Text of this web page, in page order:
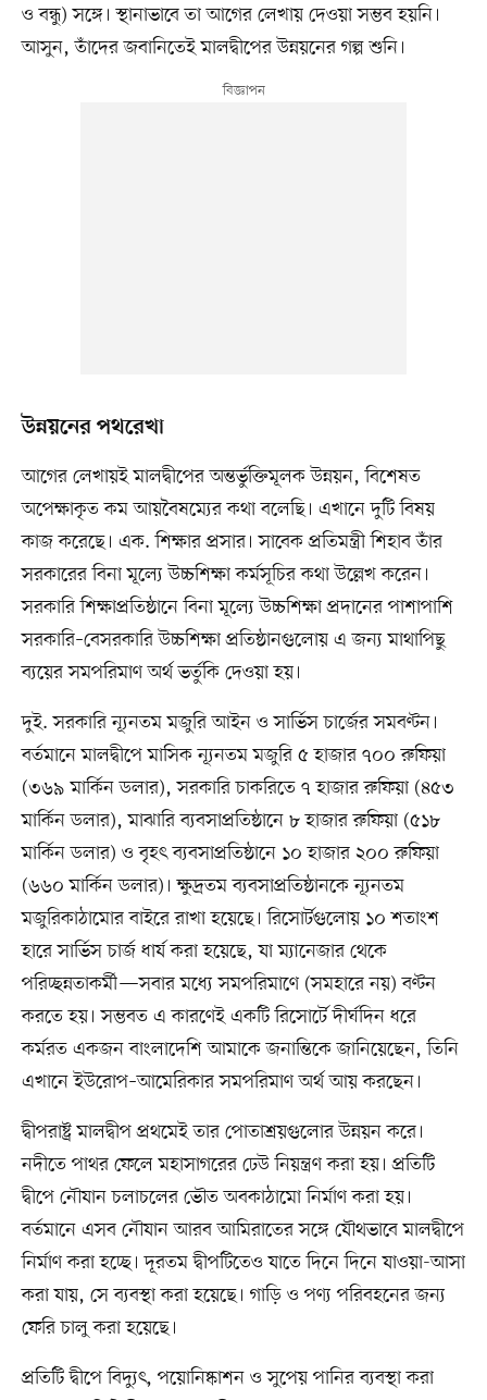
ও বন্ধু) সঙ্গে। স্থানাভাবে তা আগের লেখায় দেওয়া সম্ভব হয়নি।
আসুন, তাঁদের জবানিতেই মালদ্বীপের উন্নয়নের গল্প শুনি।
উন্নয়নের পথরেখা
আগের লেখায়ই মালদ্বীপের অন্তর্ভুক্তিমূলক উন্নয়ন, বিশেষত
অপেক্ষাকৃত কম আয়বৈষম্যের কথা বলেছি। এখানে দুটি বিষয়
কাজ করেছে। এক. শিক্ষার প্রসার। সাবেক প্রতিমন্ত্রী শিহাব তাঁর
সরকারের বিনা মূল্যে উচ্চশিক্ষা কর্মসূচির কথা উল্লেখ করেন।
সরকারি শিক্ষাপ্রতিষ্ঠানে বিনা মূল্যে উচ্চশিক্ষা প্রদানের পাশাপাশি
সরকারি–বেসরকারি উচ্চশিক্ষা প্রতিষ্ঠানগুলোয় এ জন্য মাথাপিছু
ব্যয়ের সমপরিমাণ অর্থ ভর্তুকি দেওয়া হয়।
দুই. সরকারি ন্যূনতম মজুরি আইন ও সার্ভিস চার্জের সমবণ্টন।
বর্তমানে মালদ্বীপে মাসিক ন্যূনতম মজুরি ৫ হাজার ৭০০ রুফিয়া
(৩৬৯ মার্কিন ডলার), সরকারি চাকরিতে ৭ হাজার রুফিয়া (৪৫৩
মার্কিন ডলার), মাঝারি ব্যবসাপ্রতিষ্ঠানে ৮ হাজার রুফিয়া (৫১৮
মার্কিন ডলার) ও বৃহৎ ব্যবসাপ্রতিষ্ঠানে ১০ হাজার ২০০ রুফিয়া
(৬৬০ মার্কিন ডলার)। ক্ষুদ্রতম ব্যবসাপ্রতিষ্ঠানকে ন্যূনতম
মজুরিকাঠামোর বাইরে রাখা হয়েছে। রিসোর্টগুলোয় ১০ শতাংশ
হারে সার্ভিস চার্জ ধার্য করা হয়েছে, যা ম্যানেজার থেকে
পরিচ্ছন্নতাকর্মী—সবার মধ্যে সমপরিমাণে (সমহারে নয়) বণ্টন
করতে হয়। সম্ভবত এ কারণেই একটি রিসোর্টে দীর্ঘদিন ধরে
কর্মরত একজন বাংলাদেশি আমাকে জনান্তিকে জানিয়েছেন, তিনি
এখানে ইউরোপ–আমেরিকার সমপরিমাণ অর্থ আয় করছেন।
দ্বীপরাষ্ট্র মালদ্বীপ প্রথমেই তার পোতাশ্রয়গুলোর উন্নয়ন করে।
নদীতে পাথর ফেলে মহাসাগরের ঢেউ নিয়ন্ত্রণ করা হয়। প্রতিটি
দ্বীপে নৌযান চলাচলের ভৌত অবকাঠামো নির্মাণ করা হয়।
বর্তমানে এসব নৌযান আরব আমিরাতের সঙ্গে যৌথভাবে মালদ্বীপে
নির্মাণ করা হচ্ছে। দূরতম দ্বীপটিতেও যাতে দিনে দিনে যাওয়া-আসা
করা যায়, সে ব্যবস্থা করা হয়েছে। গাড়ি ও পণ্য পরিবহনের জন্য
ফেরি চালু করা হয়েছে।
প্রতিটি দ্বীপে বিদ্যুৎ, পয়োনিষ্কাশন ও সুপেয় পানির ব্যবস্থা করা